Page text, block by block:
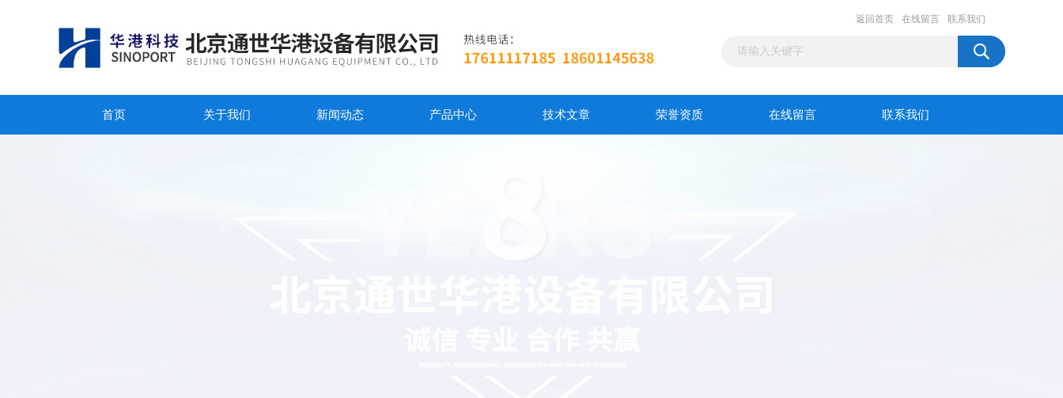
返回首页 在线留言 联系我们
首页 关于我们 新闻动态 产品中心 技术文章 荣誉资质 在线留言 联系我们